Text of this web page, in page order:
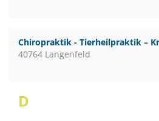
Chiropraktik - Tierheilpraktik –
40764 Langenfeld
D